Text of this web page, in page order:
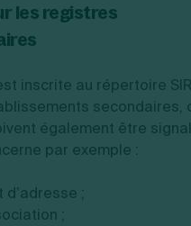
les registres
inscrite au répertoire
secondaires,
également être
par exemple :
;
;